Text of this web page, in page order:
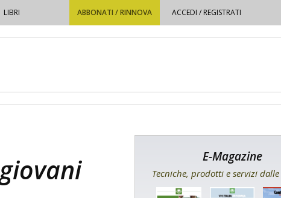
LIBRI ABBONATI / RINNOVA ACCEDI / REGISTRATI
E-Magazine
Tecniche, prodotti e servizi